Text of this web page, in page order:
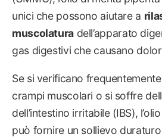
unici che possono aiutare a
muscolaturadell’apparato
gas digestivi che causano
Se si verificano
crampi muscolari o si soffre
dell’intestino irritabile (IBS),
può fornire un sollievo